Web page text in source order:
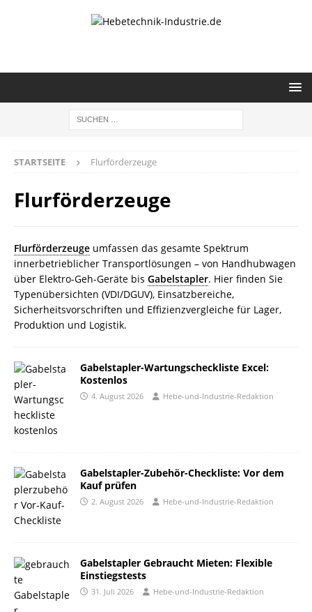
STARTSEITE Flurförderzeuge
Flurförderzeuge
Flurförderzeuge umfassen das gesamte Spektrum
innerbetrieblicher Transportlösungen – von Handhubwagen
über Elektro-Geh-Geräte bis Gabelstapler. Hier finden Sie
Typenübersichten (VDI/DGUV), Einsatzbereiche,
Sicherheitsvorschriften und Effizienzvergleiche für Lager,
Produktion und Logistik.
Gabelstapler-Wartungscheckliste Excel:
Kostenlos
4. August 2026 Hebe-und-Industrie-Redaktion
Gabelstapler-Zubehör-Checkliste: Vor dem
Kauf prüfen
2. August 2026 Hebe-und-Industrie-Redaktion
Gabelstapler Gebraucht Mieten: Flexible
Einstiegstests
31. Juli 2026 Hebe-und-Industrie-Redaktion